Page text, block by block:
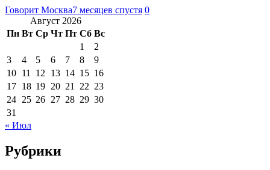
Говорит Москва7 месяцев спустя 0
Август 2026
Пн Вт Ср Чт Пт Сб Вс
1
2
3
4 5 6 7 8
9
10 11 12 13 14 15 16
17 18 19 20 21 22 23
24 25 26 27 28 29 30
31
« Июл
Рубрики